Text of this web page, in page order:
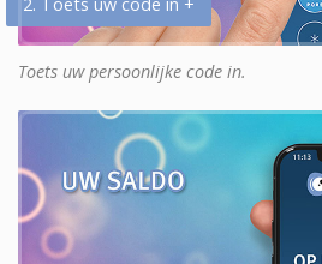
Toets uw persoonlijke code in.